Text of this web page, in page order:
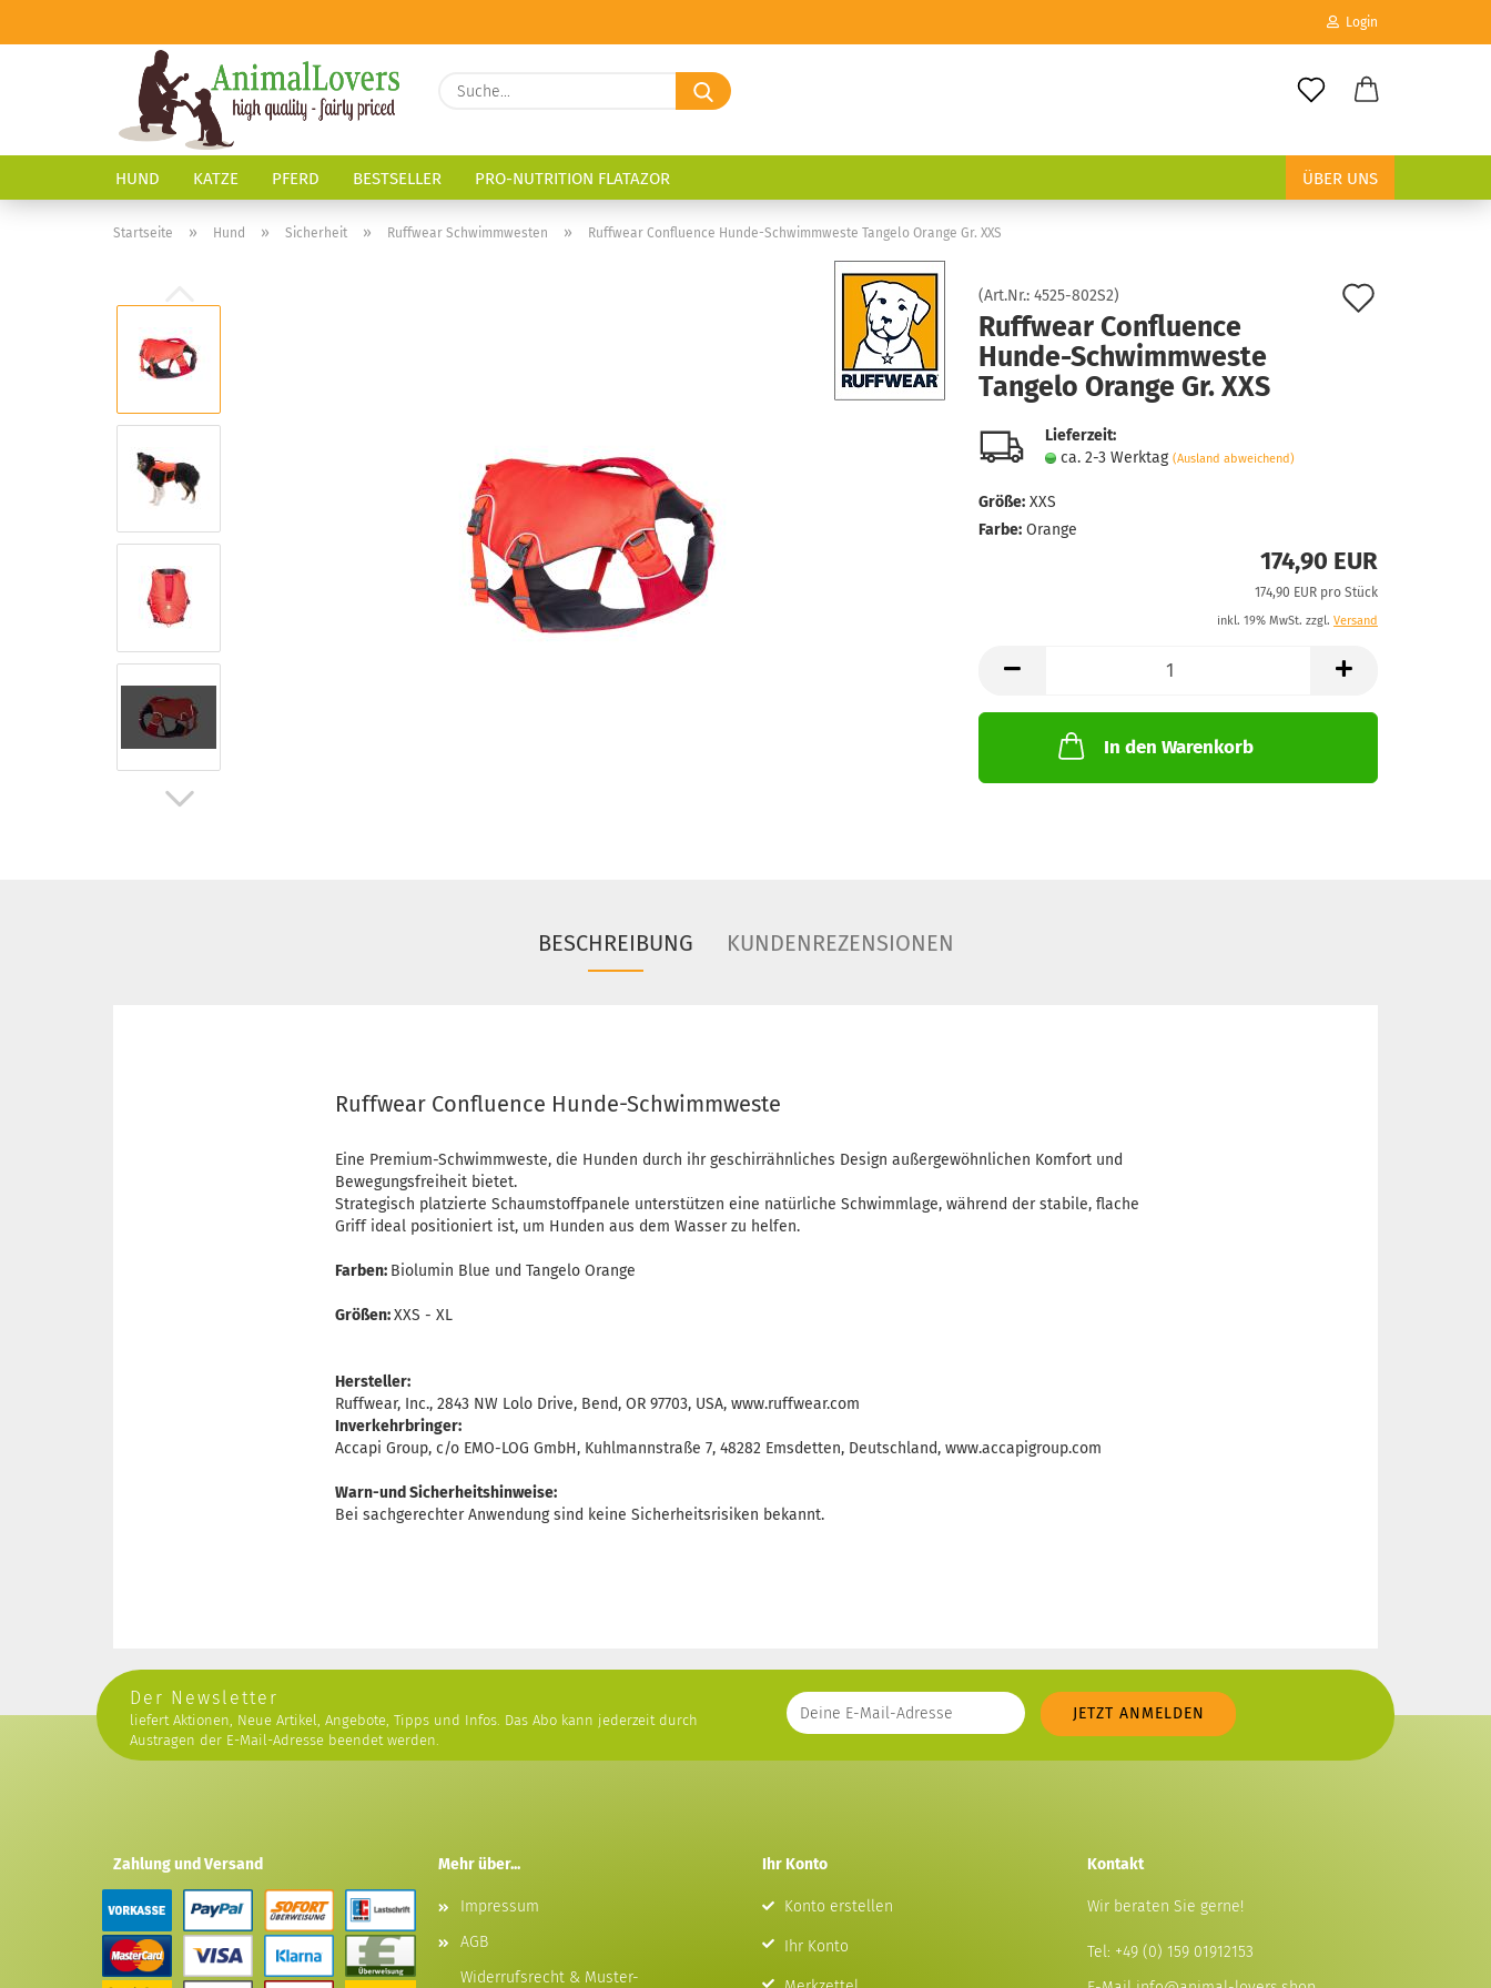
Login
Passwort
Konto erstellen
Passwort vergessen?
Suche...
HUND KATZE PFERD BESTSELLER PRO-NUTRITION FLATAZOR ÜBER UNS
Startseite » Hund » Sicherheit » Ruffwear Schwimmwesten » Ruffwear Confluence Hunde-Schwimmweste Tangelo Orange Gr. XXS
(Art.Nr.: 4525-802S2)
Ruffwear Confluence
Hunde-Schwimmweste
Tangelo Orange Gr. XXS
Lieferzeit:
ca. 2-3 Werktag (Ausland abweichend)
Größe: XXS
Farbe: Orange
174,90 EUR
174,90 EUR pro Stück
inkl. 19% MwSt. zzgl. Versand
In den Warenkorb
BESCHREIBUNG KUNDENREZENSIONEN
Ruffwear Confluence Hunde-Schwimmweste
Eine Premium-Schwimmweste, die Hunden durch ihr geschirrähnliches Design außergewöhnlichen Komfort und
Bewegungsfreiheit bietet.
Strategisch platzierte Schaumstoffpanele unterstützen eine natürliche Schwimmlage, während der stabile, flache
Griff ideal positioniert ist, um Hunden aus dem Wasser zu helfen.
Farben: Biolumin Blue und Tangelo Orange
Größen:XXS - XL
Hersteller:
Ruffwear, Inc., 2843 NW Lolo Drive, Bend, OR 97703, USA, www.ruffwear.com
Inverkehrbringer:
Accapi Group, c/o EMO-LOG GmbH, Kuhlmannstraße 7, 48282 Emsdetten, Deutschland, www.accapigroup.com
Warn-und Sicherheitshinweise:
Bei sachgerechter Anwendung sind keine Sicherheitsrisiken bekannt.
Der Newsletter
liefert Aktionen, Neue Artikel, Angebote, Tipps und Infos. Das Abo kann jederzeit durch
Austragen der E-Mail-Adresse beendet werden.
Zahlung und Versand Mehr über...
Impressum
AGB
Widerrufsrecht & Muster-
Ihr Konto
Konto erstellen
Ihr Konto
Kontakt
Wir beraten Sie gerne!
Tel: +49 (0) 159 01912153